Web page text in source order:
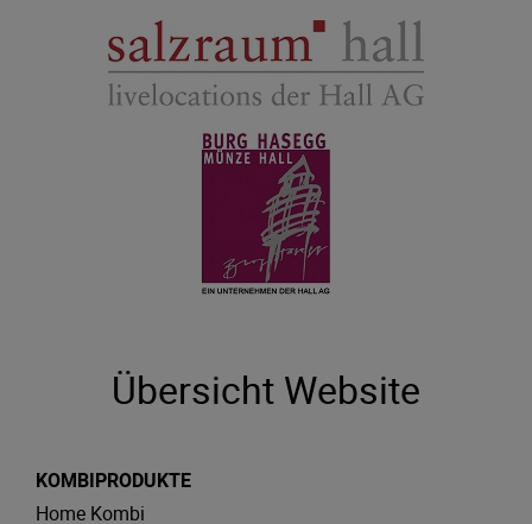
Übersicht Website
KOMBIPRODUKTE
Home Kombi